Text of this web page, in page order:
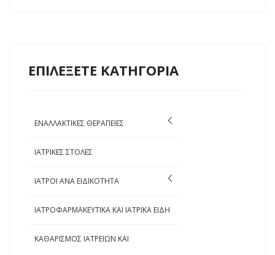
ΕΠΙΛΕΞΕΤΕ ΚΑΤΗΓΟΡΙΑ
ΕΝΑΛΛΑΚΤΙΚΕΣ ΘΕΡΑΠΕΙΕΣ
ΙΑΤΡΙΚΕΣ ΣΤΟΛΕΣ
ΙΑΤΡΟΙ ΑΝΑ ΕΙΔΙΚΟΤΗΤΑ
ΙΑΤΡΟΦΑΡΜΑΚΕΥΤΙΚΑ ΚΑΙ ΙΑΤΡΙΚΑ ΕΙΔΗ
ΚΑΘΑΡΙΣΜΟΣ ΙΑΤΡΕΙΩΝ ΚΑΙ